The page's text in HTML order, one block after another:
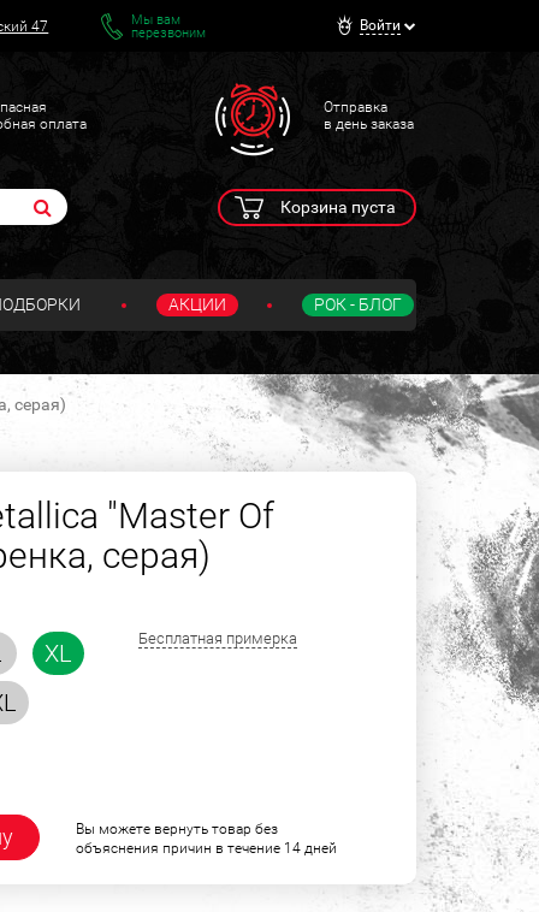
47
Мы вам
перезвоним
Войти
оплата
Отправка
в день заказа
Корзина пуста
АКЦИИ РОК - БЛОГ
серая)
"Master Of
серая)
XL
Бесплатная примерка
Вы можете вернуть товар без
объяснения причин в течение 14 дней